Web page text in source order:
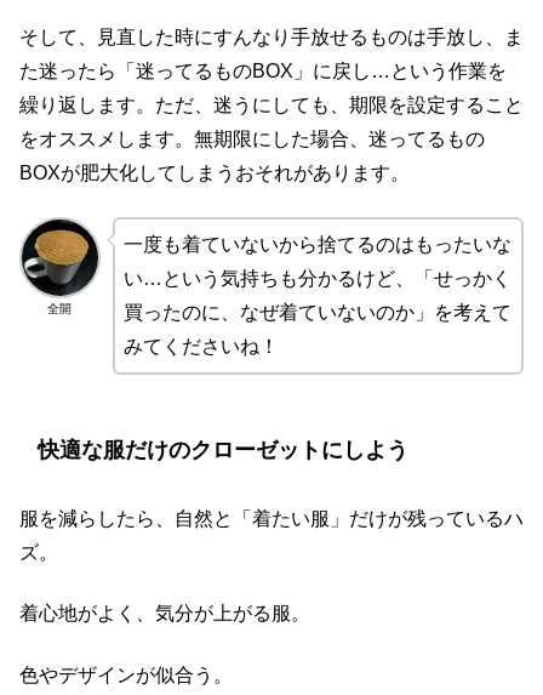
そして、見直した時にすんなり手放せるものは手放し、ま
た迷ったら「迷ってるものBOX」に戻し…という作業を
繰り返します。ただ、迷うにしても、期限を設定すること
をオススメします。無期限にした場合、迷ってるもの
BOXが肥大化してしまうおそれがあります。
全開
一度も着ていないから捨てるのはもったいな
い…という気持ちも分かるけど、「せっかく
買ったのに、なぜ着ていないのか」を考えて
みてくださいね！
快適な服だけのクローゼットにしよう
服を減らしたら、自然と「着たい服」だけが残っているハ
ズ。
着心地がよく、気分が上がる服。
色やデザインが似合う。